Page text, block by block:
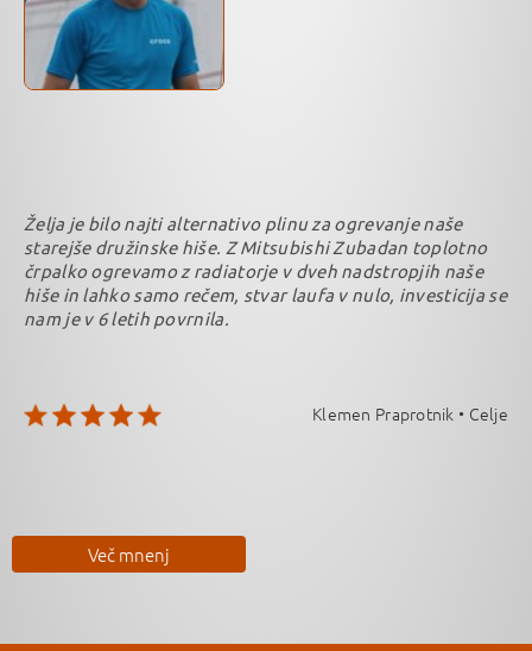
Želja je bilo najti alternativo plinu za ogrevanje naše
starejše družinske hiše. Z Mitsubishi Zubadan toplotno
črpalko ogrevamo z radiatorje v dveh nadstropjih naše
hiše in lahko samo rečem, stvar laufa v nulo, investicija se
nam je v 6 letih povrnila.
Klemen Praprotnik • Celje
Več mnenj